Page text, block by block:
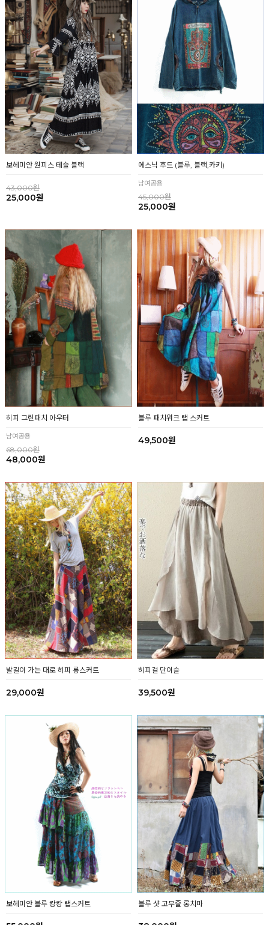
보헤미안 원피스 테슬 블랙
43,000원
25,000원
에스닉 후드 (블루, 블랙,카키)
남여공용
45,000원
25,000원
히피 그린패치 아우터
남여공용
68,000원
48,000원
블루 패치워크 랩 스커트
49,500원
발길이 가는 대로 히피 롱스커트
29,000원
히피걸 단이슬
39,500원
보헤미안 블루 캉캉 랩스커트 블루 샷 고무줄 롱치마